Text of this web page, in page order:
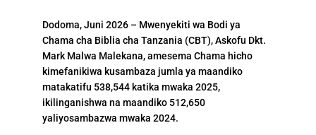
Dodoma, Juni 2026 – Mwenyekiti wa Bodi ya
Chama cha Biblia cha Tanzania (CBT), Askofu Dkt.
Mark Malwa Malekana, amesema Chama hicho
kimefanikiwa kusambaza jumla ya maandiko
matakatifu 538,544 katika mwaka 2025,
ikilinganishwa na maandiko 512,650
yaliyosambazwa mwaka 2024.